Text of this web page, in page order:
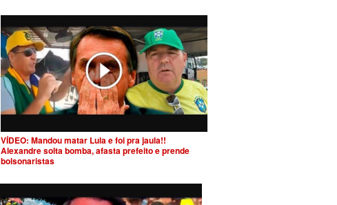
VÍDEO: Mandou matar Lula e foi pra jaula!!
Alexandre solta bomba, afasta prefeito e prende
bolsonaristas